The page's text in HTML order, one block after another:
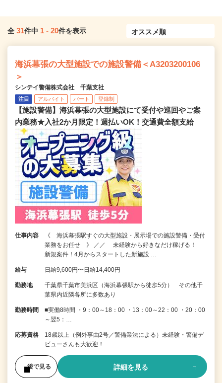
全 31件中 1 - 20件を表示
海浜幕張の大型施設での施設警備＜A3203200106
＞
シンテイ警備株式会社 千葉支社
注目 アルバイト パート 登録制
【施設警備】海浜幕張の大型施設にて受付や巡回やご案
内業務★入社2か月限定！週払いOK！交通費全額支給
仕事内容
《 海浜幕張駅すぐの大型施設・展示場での施設警備・受付
業務をお任せ 》 ／／ 未経験から好きなだけ稼げる！
新規案件！4月からスタートした新施設 …
給与 日給9,600円〜日給14,400円
勤務地
千葉県千葉市美浜区（海浜幕張駅から徒歩5分） その他千
葉県内近隣各所に多数あり
勤務時間
■実働8時間 ・9：00～18：00 ・13：00～22：00 ・20：00
～翌5：…
応募資格
18歳以上（例外事由2号／警備業法による）未経験・警備デ
ビューさんも大歓迎！
後で見る 詳細を見る